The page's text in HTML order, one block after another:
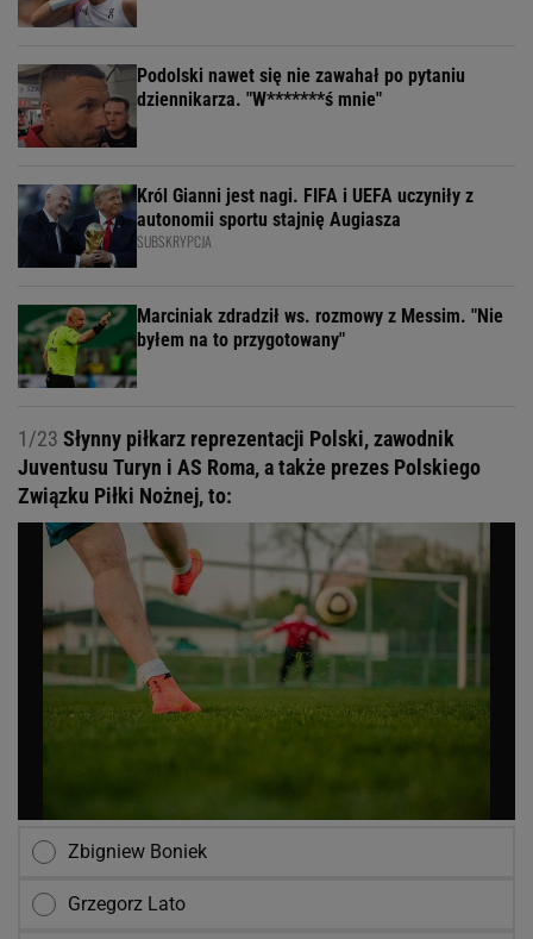
Podolski nawet się nie zawahał po pytaniu
dziennikarza. "W*******ś mnie"
Król Gianni jest nagi. FIFA i UEFA uczyniły z
autonomii sportu stajnię Augiasza
SUBSKRYPCJA
Marciniak zdradził ws. rozmowy z Messim. "Nie
byłem na to przygotowany"
1/23 Słynny piłkarz reprezentacji Polski, zawodnik
Juventusu Turyn i AS Roma, a także prezes Polskiego
Związku Piłki Nożnej, to:
Zbigniew Boniek
Grzegorz Lato